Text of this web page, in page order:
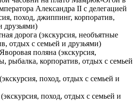
Александра II с делегацией
поход, джиппинг, корпоратив,
друзьями)
дорога (экскурсия, необъятные
отдых с семьей и друзьями)
поляна (экскурсия,
рыбалка, корпоратив, отдых с семьей
поход, отдых с семьей и
поход, отдых с семьей и